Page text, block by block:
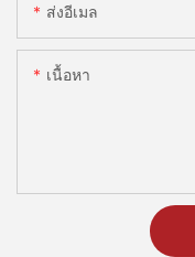
ส่งอีเมล
เนื้อหา